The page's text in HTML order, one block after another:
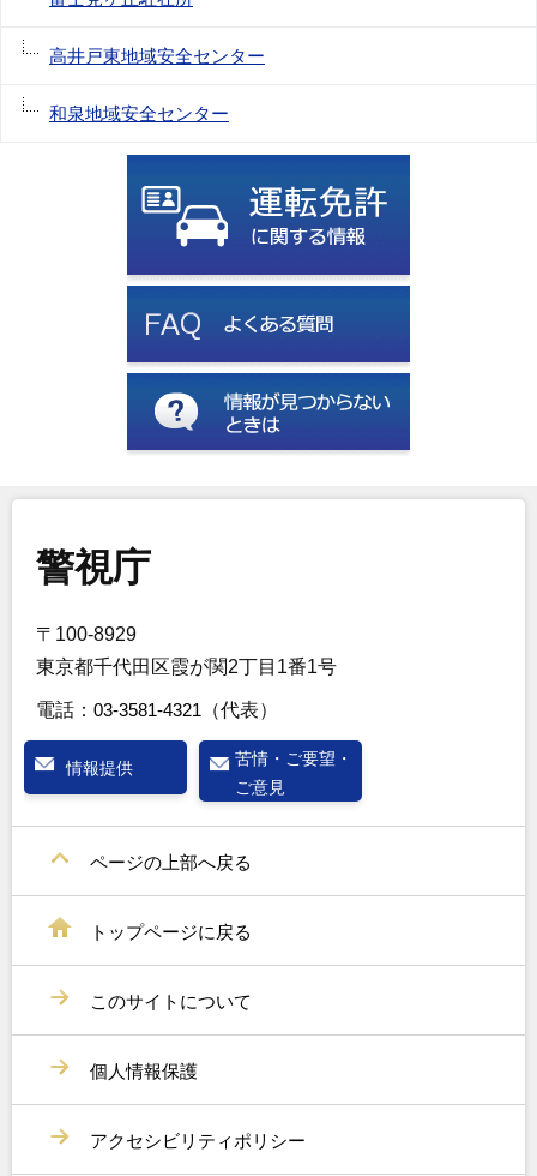
高井戸東地域安全センター
和泉地域安全センター
警視庁
〒100-8929
東京都千代田区霞が関2丁目1番1号
電話： 03-3581-4321 （代表）
情報提供
苦情・ご要望・
ご意見
ページの上部へ戻る
トップページに戻る
このサイトについて
個人情報保護
アクセシビリティポリシー